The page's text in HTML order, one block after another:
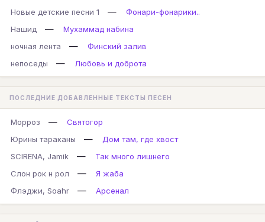
Новые детские песни 1
—
Фонари-фонарики..
Нашид
—
Мухаммад набина
ночная лента
—
Финский залив
непоседы
— Любовь и доброта
ПОСЛЕДНИЕ ДОБАВЛЕННЫЕ ТЕКСТЫ ПЕСЕН
Морроз —
Святогор
Юрины тараканы
—
Дом там, где хвост
SCIRENA, Jamik
—
Так много лишнего
Слон рок н рол
—
Я жаба
Флэджи, Soahr
— Арсенал